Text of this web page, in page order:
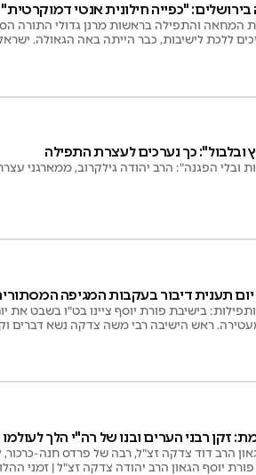
"כפייה חילונית אנטי דמוקרטית"
המחאה והתפילה בראשות מרנן גדולי התורה
ללכת לישיבות, כבר הייתה באה הגאולה.
ובלבול": כך נערכים לעצרת התפילה
ובלי הפגנה": הרב יהודה גילקרוב, ממארגני
יום תענית דיבור בעקבות המגיפה
ותפילות: בישיבת פורת יוסף ציינו בט"ו בשבט
רבי משה צדקה נשא דברים וקבע מזוזה
זקן רבני הערים ובנו של רה"י הלך לעולמו
הרב דוד צדקה זצ"ל, רבה של פרדס חנה-
יוסף הגאון הרב יהודה צדקה זצ"ל | זמני